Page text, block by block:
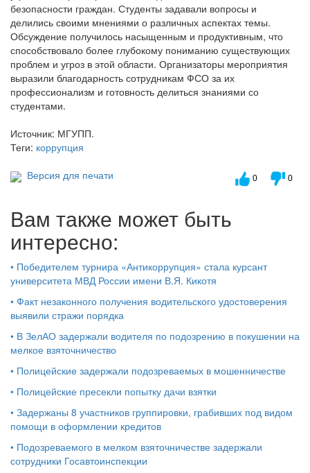
безопасности граждан. Студенты задавали вопросы и
делились своими мнениями о различных аспектах темы.
Обсуждение получилось насыщенным и продуктивным, что
способствовало более глубокому пониманию существующих
проблем и угроз в этой области. Организаторы мероприятия
выразили благодарность сотрудникам ФСО за их
профессионализм и готовность делиться знаниями со
студентами.
Источник: МГУПП.
Теги: коррупция
Версия для печати
0 0
Вам также может быть
интересно:
• Победителем турнира «Антикоррупция» стала курсант
университета МВД России имени В.Я. Кикотя
• Факт незаконного получения водительского удостоверения
выявили стражи порядка
• В ЗелАО задержали водителя по подозрению в покушении на
мелкое взяточничество
• Полицейские задержали подозреваемых в мошенничестве
• Полицейские пресекли попытку дачи взятки
• Задержаны 8 участников группировки, грабивших под видом
помощи в оформлении кредитов
• Подозреваемого в мелком взяточничестве задержали
сотрудники Госавтоинспекции